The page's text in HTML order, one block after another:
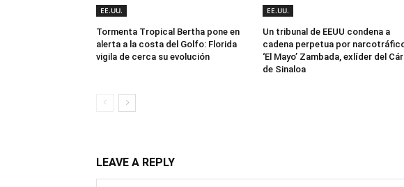
EE.UU.
Tormenta Tropical Bertha pone en
alerta a la costa del Golfo: Florida
vigila de cerca su evolución
EE.UU.
Un tribunal de EEUU condena a
cadena perpetua por
‘El Mayo’ Zambada, exlíder del
de Sinaloa
LEAVE A REPLY